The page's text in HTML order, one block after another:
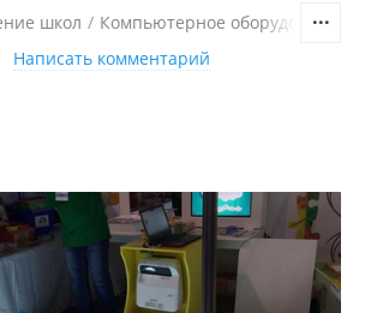
школ / Компьютерное оборудование,
Написать комментарий